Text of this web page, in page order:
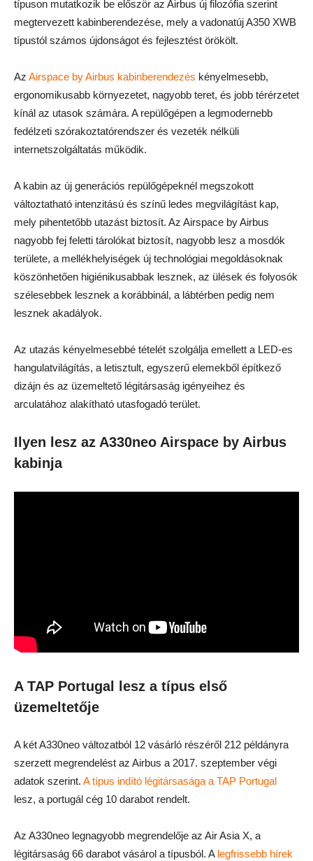
típuson mutatkozik be először az Airbus új filozófia szerint
megtervezett kabinberendezése, mely a vadonatúj A350 XWB
típustól számos újdonságot és fejlesztést örökölt.
Az Airspace by Airbus kabinberendezés kényelmesebb,
ergonomikusabb környezetet, nagyobb teret, és jobb térérzetet
kínál az utasok számára. A repülőgépen a legmodernebb
fedélzeti szórakoztatórendszer és vezeték nélküli
internetszolgáltatás működik.
A kabin az új generációs repülőgépeknél megszokott
változtatható intenzitású és színű ledes megvilágítást kap,
mely pihentetőbb utazást biztosít. Az Airspace by Airbus
nagyobb fej feletti tárolókat biztosít, nagyobb lesz a mosdók
területe, a mellékhelyiségek új technológiai megoldásoknak
köszönhetően higiénikusabbak lesznek, az ülések és folyosók
szélesebbek lesznek a korábbinál, a lábtérben pedig nem
lesznek akadályok.
Az utazás kényelmesebbé tételét szolgálja emellett a LED-es
hangulatvilágítás, a letisztult, egyszerű elemekből építkező
dizájn és az üzemeltető légitársaság igényeihez és
arculatához alakítható utasfogadó terület.
Ilyen lesz az A330neo Airspace by Airbus
kabinja
A TAP Portugal lesz a típus első
üzemeltetője
A két A330neo változatból 12 vásárló részéről 212 példányra
szerzett megrendelést az Airbus a 2017. szeptember végi
adatok szerint. A típus indító légitársasága a TAP Portugal
lesz, a portugál cég 10 darabot rendelt.
Az A330neo legnagyobb megrendelője az Air Asia X, a
légitársaság 66 darabot vásárol a típusból. A legfrissebb hírek